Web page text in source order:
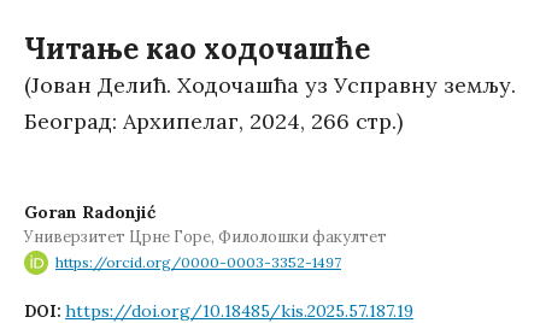
Читање као ходочашће
(Јован Делић. Ходочашћа уз Усправну земљу.
Београд: Архипелаг, 2024, 266 стр.)
Goran Radonjić
Универзитет Црне Горе, Филолошки факултет
https://orcid.org/0000-0003-3352-1497
DOI: https://doi.org/10.18485/kis.2025.57.187.19